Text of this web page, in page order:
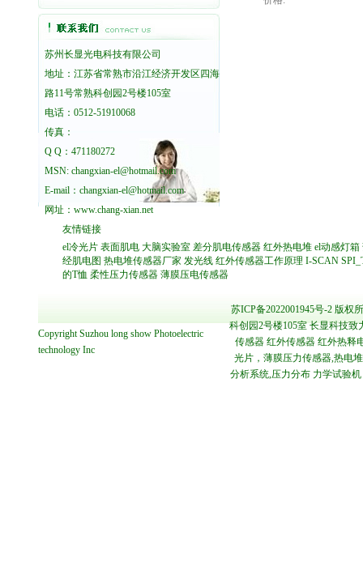
苏州长显光电科技有限公司
地址：江苏省常熟市沿江经济开发区四海
路11号常熟科创园2号楼105室
电话：0512-51910068
传真：
Q Q：471180272
MSN: changxian-el@hotmail.com
E-mail：changxian-el@hotmail.com
网址： www.chang-xian.net
友情链接
el冷光片 表面肌电 大脑实验室 差分肌电传感器 红外热电堆 el动感灯箱
经肌电图 热电堆传感器厂家 发光线 红外传感器工作原理 I-SCAN
的T恤 柔性压力传感器 薄膜压电传感器
CopyrightSuzhou long show Photoelectric
technology Inc
苏ICP备2022001945号-2 版权
科创园2号楼105室 长显科技
传感器 红外传感器 红外热释
光片，薄膜压力传感器,热电
分析系统,压力分布 力学试验